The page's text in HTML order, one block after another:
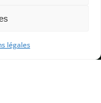
légales